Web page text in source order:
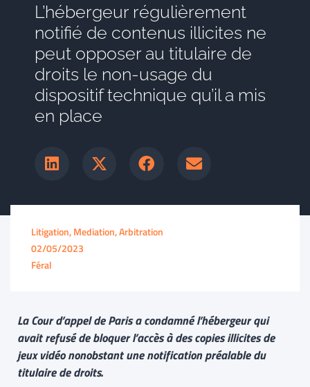
L’hébergeur régulièrement
notifié de contenus illicites ne
peut opposer au titulaire de
droits le non-usage du
dispositif technique qu’il a mis
en place
Litigation, Mediation, Arbitration
02/05/2023
Féral
La Cour d’appel de Paris a condamné l’hébergeur qui
avait refusé de bloquer l’accès à des copies illicites de
jeux vidéo nonobstant une notification préalable du
titulaire de droits.